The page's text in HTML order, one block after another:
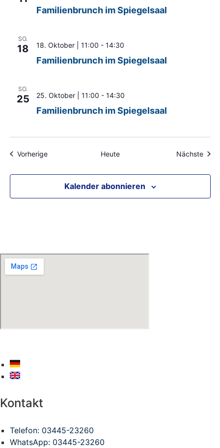
Familienbrunch im Spiegelsaal
SO.
18
Familienbrunch im Spiegelsaal
18. Oktober | 11:00 - 14:30
SO.
25
Familienbrunch im Spiegelsaal
25. Oktober | 11:00 - 14:30
VorherigeVeranstaltungen Heute Nächste
Kalender abonnieren
Kontakt
Telefon: 03445-23260
WhatsApp: 03445-23260